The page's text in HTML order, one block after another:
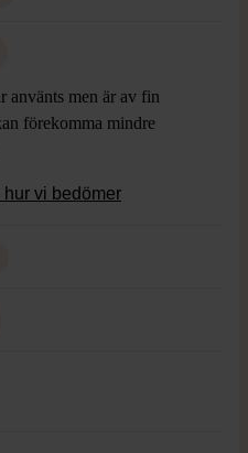
använts men är av fin
förekomma mindre
hur vi bedömer